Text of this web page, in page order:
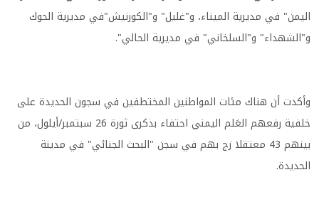
اليمن" في مديرية الميناء، و"غليل" و"الكورنيش"في مديرية الحوك
و"الشهداء" و"السلخاني" في مديرية الحالي".
وأكدت أن هناك مئات المواطنين المختطفين في سجون الحديدة على
خلفية رفعهم العَلم اليمني احتفاء بذكرى ثورة 26 سبتمبر/أيلول، من
بينهم 43 معتقلا زج بهم في سجن "البحث الجنائي" في مدينة
الحديدة.